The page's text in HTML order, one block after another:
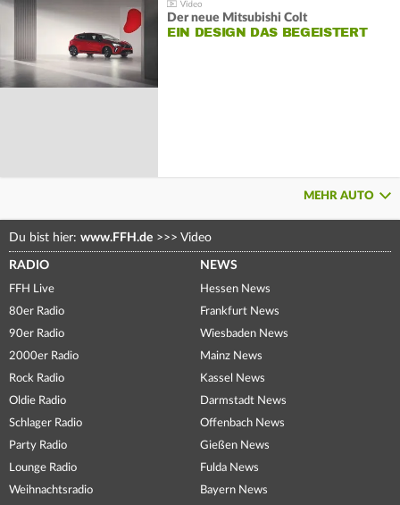
Der neue Mitsubishi Colt
EIN DESIGN DAS BEGEISTERT
MEHR AUTO
Du bist hier: www.FFH.de >>> Video
RADIO
FFH Live
80er Radio
90er Radio
2000er Radio
Rock Radio
Oldie Radio
Schlager Radio
Party Radio
Lounge Radio
Weihnachtsradio
NEWS
Hessen News
Frankfurt News
Wiesbaden News
Mainz News
Kassel News
Darmstadt News
Offenbach News
Gießen News
Fulda News
Bayern News